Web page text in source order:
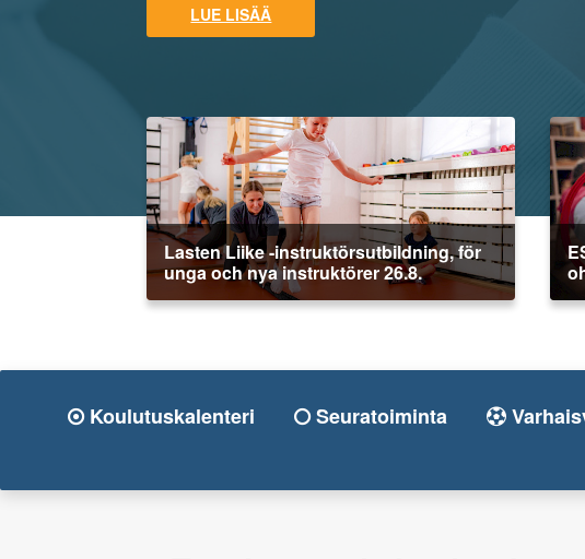
LUE LISÄÄ
Lasten Liike -instruktörsutbildning, för
unga och nya instruktörer 26.8.
Koulutuskalenteri Seuratoiminta